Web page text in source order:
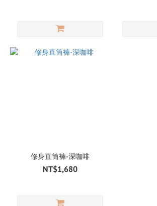
修身直筒褲-深咖啡
NT$1,680